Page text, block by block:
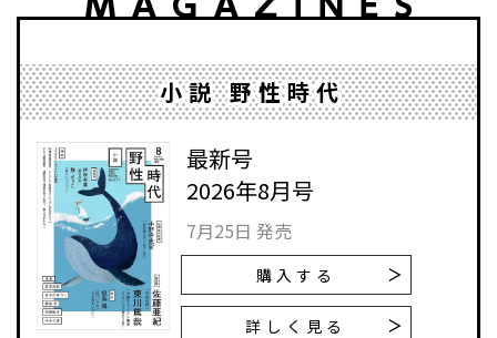
小説 野性時代
最新号
2026年8月号
7月25日 発売
購入する
詳しく見る